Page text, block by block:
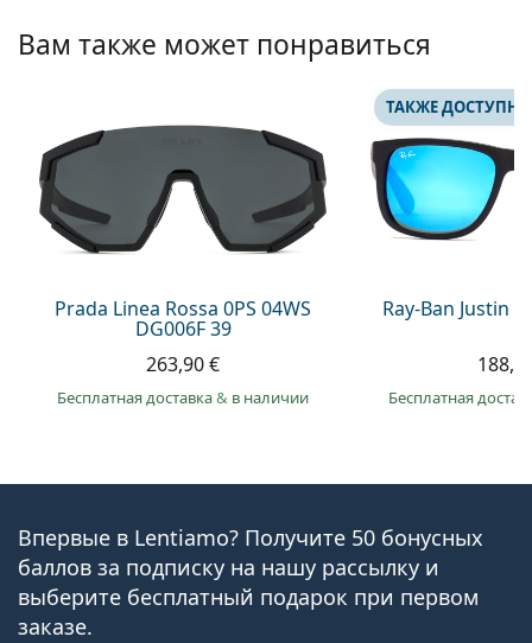
Вам также может понравиться
Prada Linea Rossa 0PS 04WS
DG006F 39
263,90 €
Бесплатная доставка& в наличии
Ray-Ban Justin
ТАКЖЕ
Бесплатная
Впервые в Lentiamo? Получите 50 бонусных
баллов за подписку на нашу рассылку и
выберите бесплатный подарок при первом
заказе.